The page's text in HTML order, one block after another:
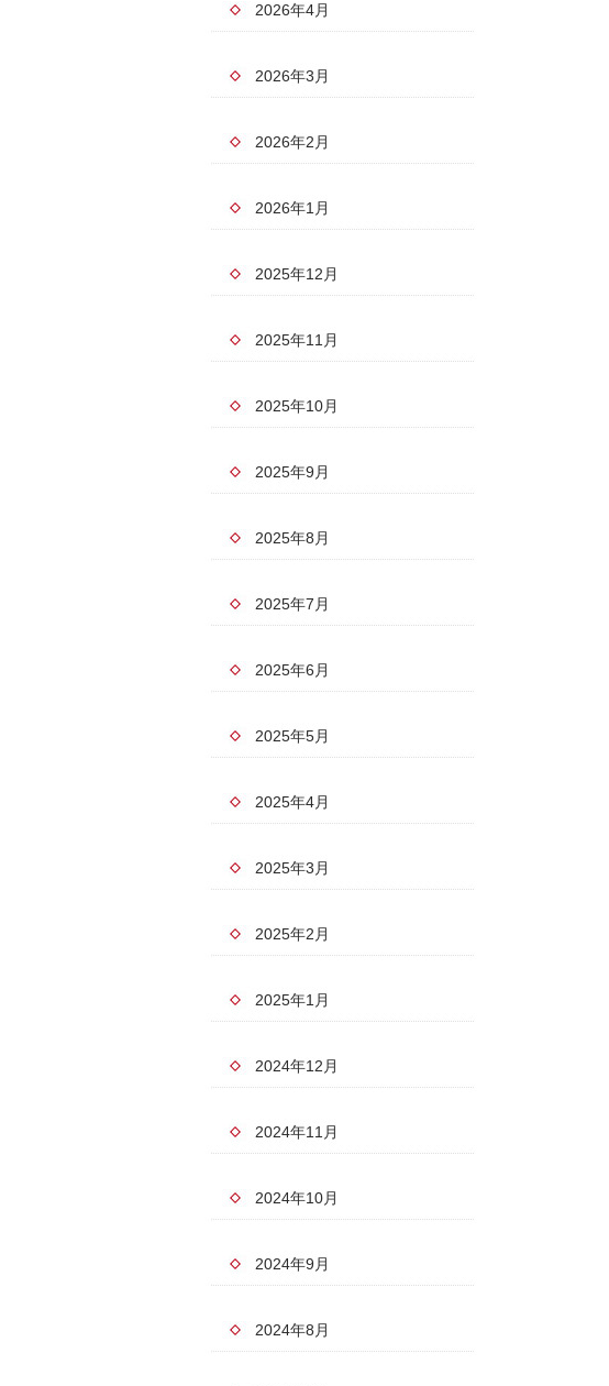
2026年4月
2026年3月
2026年2月
2026年1月
2025年12月
2025年11月
2025年10月
2025年9月
2025年8月
2025年7月
2025年6月
2025年5月
2025年4月
2025年3月
2025年2月
2025年1月
2024年12月
2024年11月
2024年10月
2024年9月
2024年8月